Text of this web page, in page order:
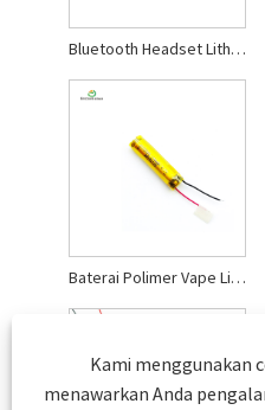
Bluetooth Headset Lithium Polymer Baterai
Baterai Polimer Vape Li 100mah
Kami menggunakan
menawarkan Anda